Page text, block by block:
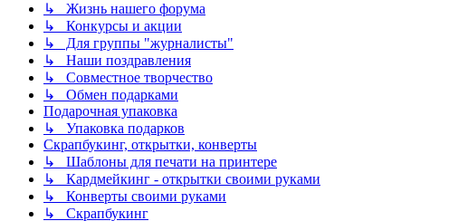
↳ Жизнь нашего форума
↳ Конкурсы и акции
↳ Для группы "журналисты"
↳ Наши поздравления
↳ Совместное творчество
↳ Обмен подарками
Подарочная упаковка
↳ Упаковка подарков
Скрапбукинг, открытки, конверты
↳ Шаблоны для печати на принтере
↳ Кардмейкинг - открытки своими руками
↳ Конверты своими руками
↳ Скрапбукинг